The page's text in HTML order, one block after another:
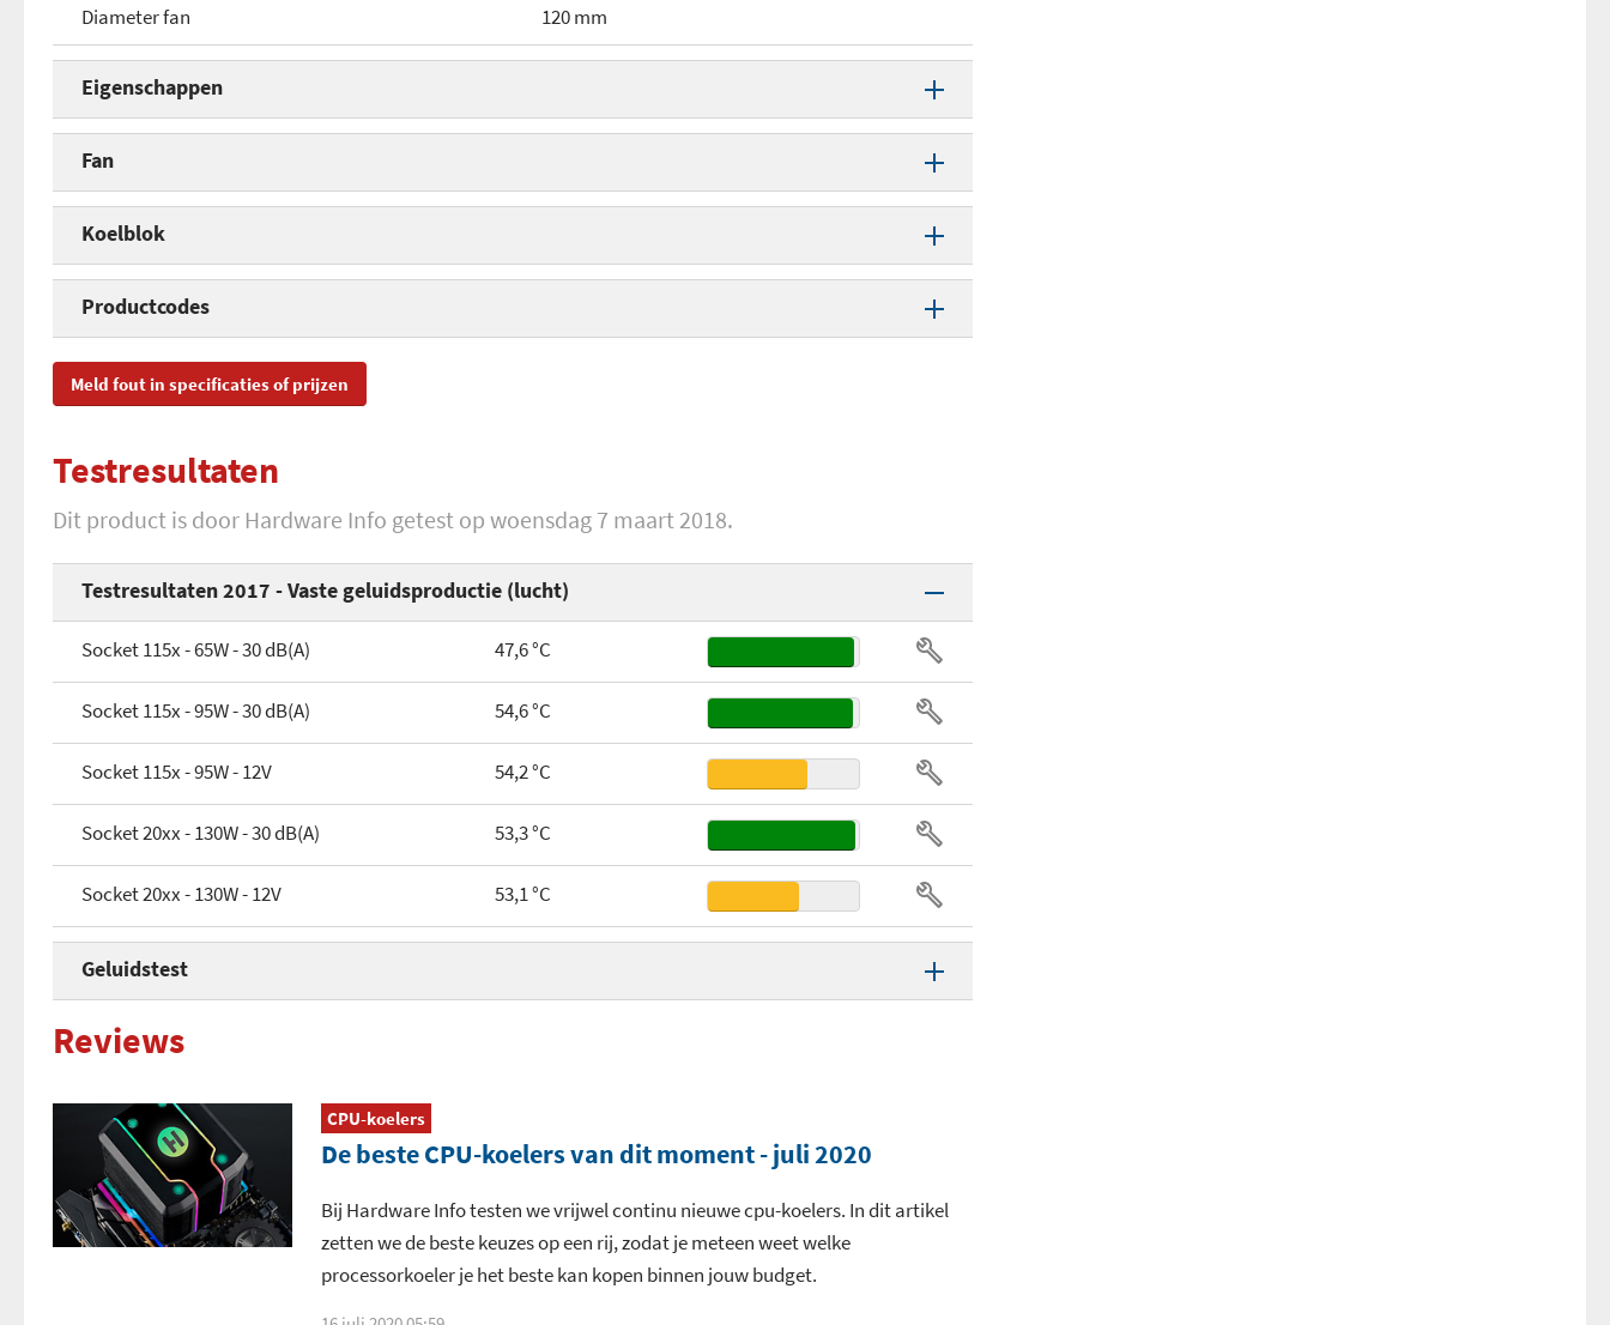
Diameter fan 120 mm
Eigenschappen
Socket 775
Socket 115x
Socket 1200
Socket 1366
Socket FM1/FM2/FM2+
Socket AM1
Socket AM2/AM3/AM3+
Socket AM4
Socket SP3/TR4
Gewicht 1.200 gram
Hoogte 15,6 cm
Diepte 17,8 cm
Fan
Diameter fan
Diameter tweede fan 120 mm
Optioneel (extra) fan plaatsbaar?
Fancontroller
RPM Max. 800 rpm
Fan aansluiting 4 pins
Ball / Sleeve Bearing Fluid Dynamic Bearing
Koelblok
Aantal heatpipes
Productcodes
SKU
Toegevoegd aan Hardware Info
Meld fout in specificaties of prijzen
Testresultaten
Dit product is door Hardware Info getest op woensdag 7 maart 2018.
Testresultaten 2017 - Vaste geluidsproductie (lucht)
Socket 115x - 65W - 30 dB(A) 47,6 °C
Socket 115x - 95W - 30 dB(A) 54,6 °C
Socket 115x - 95W - 12V 54,2 °C
Socket 20xx - 130W - 30 dB(A) 53,3 °C
Socket 20xx - 130W - 12V 53,1 °C
Geluidstest
Voltage fans bij 30 dB(A)
Geluidsproductie low-speed 7V (10 cm.) 22 dB(A)
Reviews
CPU-koelers
De beste CPU-koelers van dit moment - juli 2020
Bij Hardware Info testen we vrijwel continu nieuwe cpu-koelers. In dit artikel
zetten we de beste keuzes op een rij, zodat je meteen weet welke
processorkoeler je het beste kan kopen binnen jouw budget.